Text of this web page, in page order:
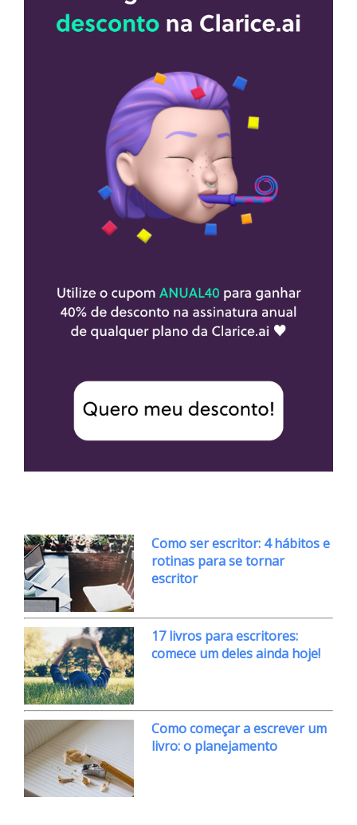
Como ser escritor: 4 hábitos e
rotinas para se tornar
escritor
17 livros para escritores:
comece um deles ainda hoje!
Como começar a escrever um
livro: o planejamento